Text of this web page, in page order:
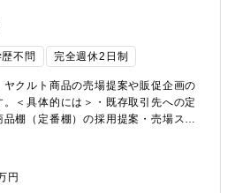
と、地域の皆さまの健康づくりを支
社会への貢献を大切にしながら、持続
ブランド」と、地域に根差した販売
たり培ってきた顧客との信頼関係を
、病院、介護施設、学校、企業など
す。また、社員の約6割が女性であ
できる点も大きな魅力です。
歴不問 完全週休2日制
クルト商品の売場提案や販促企画の
＜具体的には＞・既存取引先への定
棚（定番棚）の採用提案・売場スペ
フォロー・販売実績の分析、改善提
100％【仕事の魅力】・既存のお客様
期的な信頼関係を築く営業スタイルで
円